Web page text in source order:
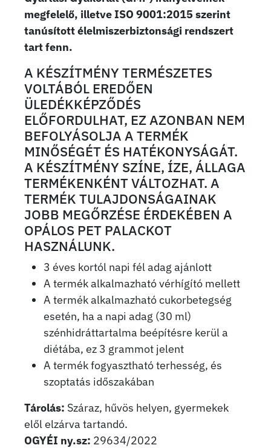
megfelelő, illetve ISO 9001:2015 szerint
tanúsított élelmiszerbiztonsági rendszert
tart fenn.
A KÉSZÍTMÉNY TERMÉSZETES
VOLTÁBÓL EREDŐEN
ÜLEDÉKKÉPZŐDÉS
ELŐFORDULHAT, EZ AZONBAN NEM
BEFOLYÁSOLJA A TERMÉK
MINŐSÉGÉT ÉS HATÉKONYSÁGÁT.
A KÉSZÍTMÉNY SZÍNE, ÍZE, ÁLLAGA
TERMÉKENKÉNT VÁLTOZHAT. A
TERMÉK TULAJDONSÁGAINAK
JOBB MEGŐRZÉSE ÉRDEKÉBEN A
OPÁLOS PET PALACKOT
HASZNÁLUNK.
3 éves kortól napi fél adag ajánlott
A termék alkalmazható vérhígító mellett
A termék alkalmazható cukorbetegség
esetén, ha a napi adag (30 ml)
szénhidráttartalma beépítésre kerül a
diétába, ez 3 grammot jelent
A termék fogyasztható terhesség, és
szoptatás időszakában
Tárolás: Száraz, hűvös helyen, gyermekek
elől elzárva tartandó.
OGYÉI ny.sz: 29634/2022